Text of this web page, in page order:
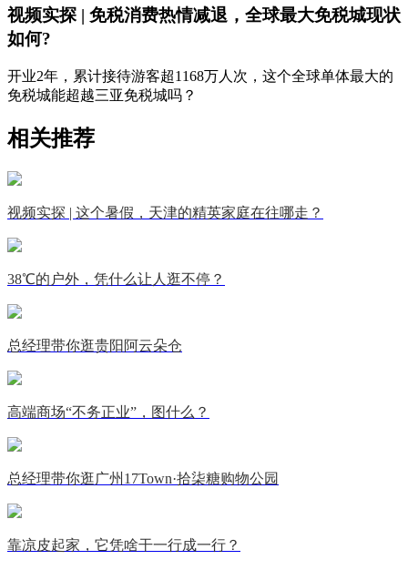
视频实探 | 免税消费热情减退，全球最大免税城现状
如何?
开业2年，累计接待游客超1168万人次，这个全球单体最大的
免税城能超越三亚免税城吗？
相关推荐
视频实探 | 这个暑假，天津的精英家庭在往哪走？
38℃的户外，凭什么让人逛不停？
总经理带你逛贵阳阿云朵仓
高端商场“不务正业”，图什么？
总经理带你逛广州17Town·拾柒糖购物公园
靠凉皮起家，它凭啥干一行成一行？